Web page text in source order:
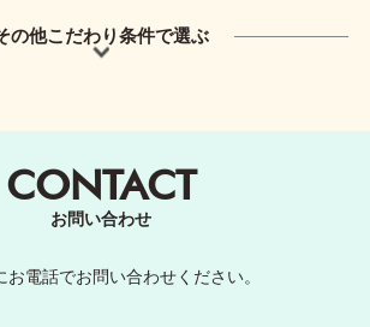
の他こだわり条件で選ぶ
CONTACT
お問い合わせ
お電話でお問い合わせください。